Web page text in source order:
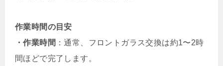
作業時間の目安
・作業時間 ：通常、フロントガラス交換は約1〜2時
間ほどで完了します。